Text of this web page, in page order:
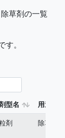
草剤の一覧
。
型名
用途
剤 除草剤